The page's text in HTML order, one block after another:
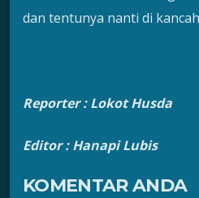
dan tentunya nanti di
Reporter : Lokot Husda
Editor : Hanapi Lubis
KOMENTAR ANDA